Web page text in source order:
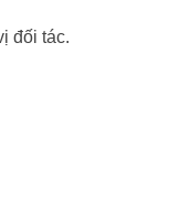
đối tác.